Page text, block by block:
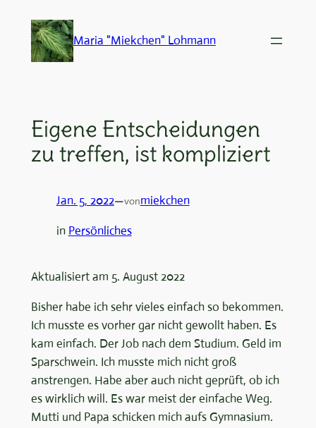
Inhalt
springen
Maria "Miekchen" Lohmann
Eigene Entscheidungen
zu treffen, ist kompliziert
Jan. 5, 2022—vonmiekchen
in Persönliches
Aktualisiert am 5. August 2022
Bisher habe ich sehr vieles einfach so bekommen.
Ich musste es vorher gar nicht gewollt haben. Es
kam einfach. Der Job nach dem Studium. Geld im
Sparschwein. Ich musste mich nicht groß
anstrengen. Habe aber auch nicht geprüft, ob ich
es wirklich will. Es war meist der einfache Weg.
Mutti und Papa schicken mich aufs Gymnasium.